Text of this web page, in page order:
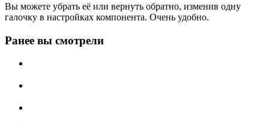
Вы можете убрать её или вернуть обратно, изменив одну
галочку в настройках компонента. Очень удобно.
Ранее вы смотрели